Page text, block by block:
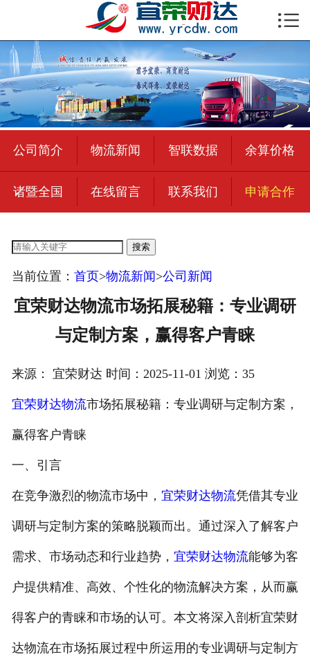
 首页
公司简介
物流新闻
绍兴至全国
合作加盟
宜荣智联
联系我们
注册
登录

公司简介 物流新闻 智联数据 余算价格
诸暨全国 在线留言 联系我们 申请合作
搜索
当前位置： 首页>物流新闻 >公司新闻
宜荣财达物流市场拓展秘籍：专业调研
与定制方案，赢得客户青睐
来源： 宜荣财达 时间：2025-11-01 浏览：35
宜荣财达物流市场拓展秘籍：专业调研与定制方案，
赢得客户青睐
一、引言
在竞争激烈的物流市场中， 宜荣财达物流凭借其专业
调研与定制方案的策略脱颖而出。通过深入了解客户
需求、市场动态和行业趋势， 宜荣财达物流能够为客
户提供精准、高效、个性化的物流解决方案，从而赢
得客户的青睐和市场的认可。本文将深入剖析宜荣财
达物流在市场拓展过程中所运用的专业调研与定制方